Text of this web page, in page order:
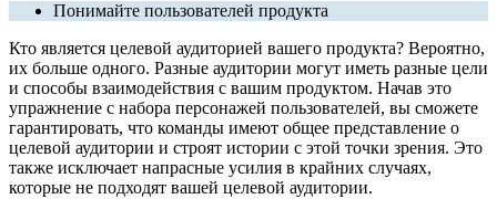
Понимайте пользователей продукта
Кто является целевой аудиторией вашего продукта? Вероятно,
их больше одного. Разные аудитории могут иметь разные цели
и способы взаимодействия с вашим продуктом. Начав это
упражнение с набора персонажей пользователей, вы сможете
гарантировать, что команды имеют общее представление о
целевой аудитории и строят истории с этой точки зрения. Это
также исключает напрасные усилия в крайних случаях,
которые не подходят вашей целевой аудитории.